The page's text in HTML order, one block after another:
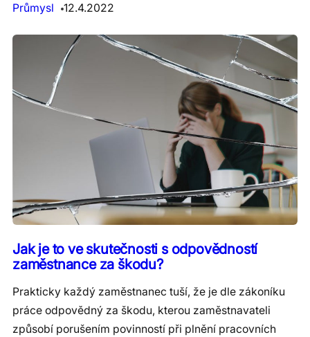
Průmysl
12.4.2022
Jak je to ve skutečnosti s odpovědností
zaměstnance za škodu?
Prakticky každý zaměstnanec tuší, že je dle zákoníku
práce odpovědný za škodu, kterou zaměstnavateli
způsobí porušením povinností při plnění pracovních